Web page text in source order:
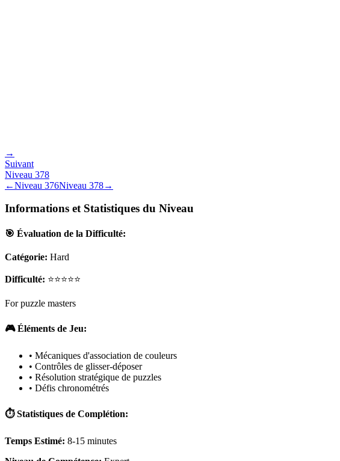
→
Suivant
Niveau 378
←Niveau 376Niveau 378→
Informations et Statistiques du Niveau
🎯 Évaluation de la Difficulté:
Catégorie: Hard
Difficulté: ⭐⭐⭐⭐⭐
For puzzle masters
🎮 Éléments de Jeu:
• Mécaniques d'association de couleurs
• Contrôles de glisser-déposer
• Résolution stratégique de puzzles
• Défis chronométrés
⏱️ Statistiques de Complétion:
Temps Estimé: 8-15 minutes